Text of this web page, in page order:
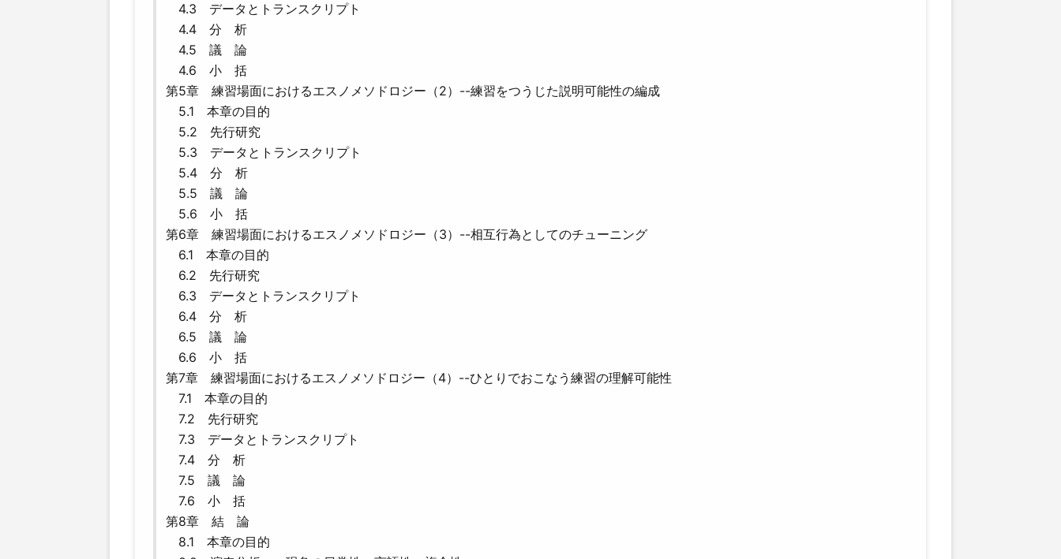
4.3 データとトランスクリプト
4.4 分 析
4.5 議 論
4.6 小 括
第5章 練習場面におけるエスノメソドロジー（2）--練習をつうじた説明可能性の編成
5.1 本章の目的
5.2 先行研究
5.3 データとトランスクリプト
5.4 分 析
5.5 議 論
5.6 小 括
第6章 練習場面におけるエスノメソドロジー（3）--相互行為としてのチューニング
6.1 本章の目的
6.2 先行研究
6.3 データとトランスクリプト
6.4 分 析
6.5 議 論
6.6 小 括
第7章 練習場面におけるエスノメソドロジー（4）--ひとりでおこなう練習の理解可能性
7.1 本章の目的
7.2 先行研究
7.3 データとトランスクリプト
7.4 分 析
7.5 議 論
7.6 小 括
第8章 結 論
8.1 本章の目的